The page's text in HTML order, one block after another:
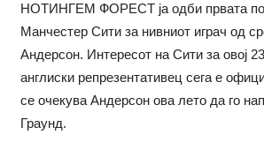
НОТИНГЕМ ФОРЕСТ ја одби првата
Манчестер Сити за нивниот играч од
Андерсон. Интересот на Сити за овој
англиски репрезентативец сега е
се очекува Андерсон ова лето да го
Граунд.